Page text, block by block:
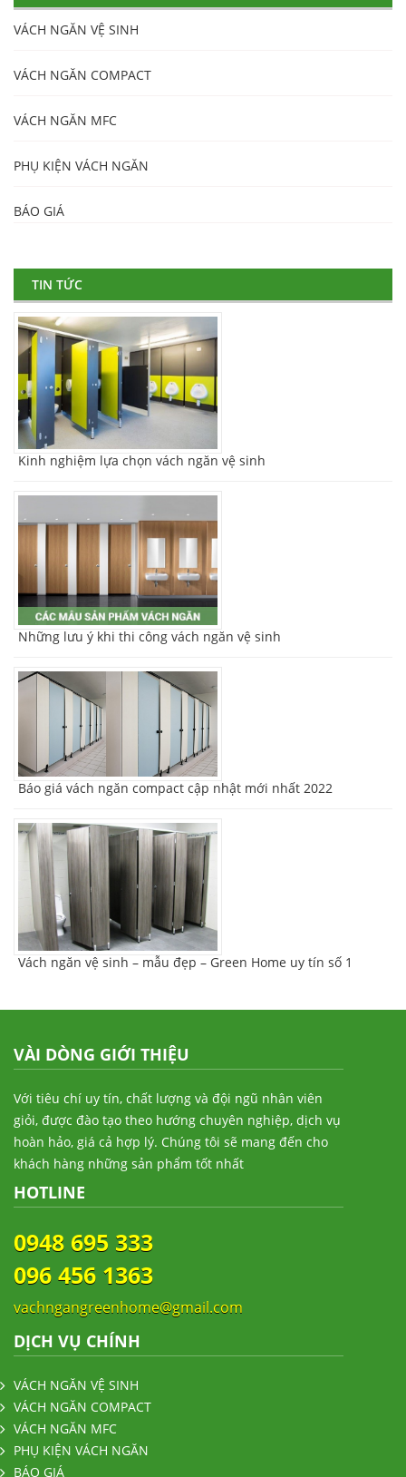
VÁCH NGĂN VỆ SINH
VÁCH NGĂN COMPACT
VÁCH NGĂN MFC
PHỤ KIỆN VÁCH NGĂN
BÁO GIÁ
TIN TỨC
Kinh nghiệm lựa chọn vách ngăn vệ sinh
Những lưu ý khi thi công vách ngăn vệ sinh
Báo giá vách ngăn compact cập nhật mới nhất 2022
Vách ngăn vệ sinh – mẫu đẹp – Green Home uy tín số 1
VÀI DÒNG GIỚI THIỆU
Với tiêu chí uy tín, chất lượng và đội ngũ nhân viên
giỏi, được đào tạo theo hướng chuyên nghiệp, dịch vụ
hoàn hảo, giá cả hợp lý. Chúng tôi sẽ mang đến cho
khách hàng những sản phẩm tốt nhất
HOTLINE
0948 695 333
096 456 1363
vachngangreenhome@gmail.com
DỊCH VỤ CHÍNH
VÁCH NGĂN VỆ SINH
VÁCH NGĂN COMPACT
VÁCH NGĂN MFC
PHỤ KIỆN VÁCH NGĂN
BÁO GIÁ